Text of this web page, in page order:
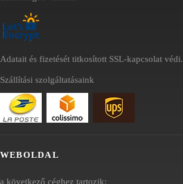
Adatait és fizetését titkosított SSL-kapcsolat védi.
Szállítási szolgáltatásaink
WEBOLDAL
a következő céghez tartozik: